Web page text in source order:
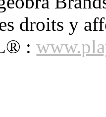
droits y
: